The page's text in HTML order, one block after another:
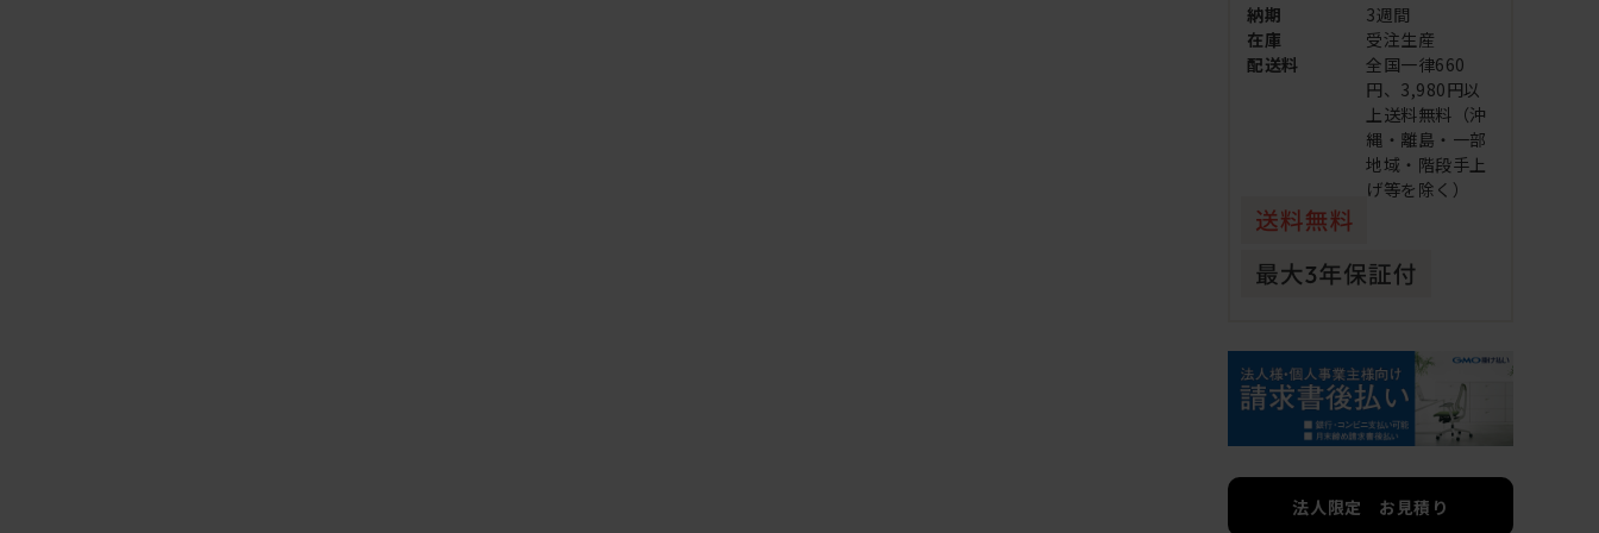
納期
3週間
在庫
受注生産
配送料
全国一律660
円、3,980円以
上送料無料（沖
縄・離島・一部
地域・階段手上
げ等を除く）
法人限定 お見積り